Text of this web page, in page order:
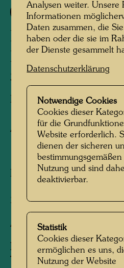
103
HÄUSER MIT
DÄCHERN AN
SCHWARZER
Houses with Green
Aquarell
Painted in Marrakesh,
290 mm x 290 mm
Aquarell auf braunem
Information:
The artist gave this
Analysen weiter. Unsere
Informationen
Daten zusammen, die
haben oder die sie im
der Dienste gesammelt
Datenschutzerklärung
Notwendige Cookies
Cookies dieser
für die
Website erforderlich.
dienen der sicheren
bestimmungsgemäßen
Nutzung und sind
deaktivierbar.
Statistik
Cookies dieser
ermöglichen es uns,
Nutzung der Website